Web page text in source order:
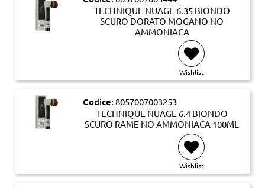
TECHNIQUE NUAGE 6.35 BIONDO
SCURO DORATO MOGANO NO
AMMONIACA
Wishlist
Codice: 8057007003253
TECHNIQUE NUAGE 6.4 BIONDO
SCURO RAME NO AMMONIACA 100ML
Wishlist